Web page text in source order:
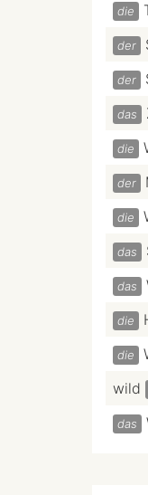
die
der
der
das
die
der
die
das
das
die
die
wild
das